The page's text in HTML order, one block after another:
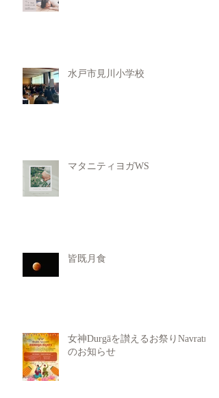
水戸市見川小学校
マタニティヨガWS
皆既月食
女神Durgāを讃えるお祭りNavratri
のお知らせ